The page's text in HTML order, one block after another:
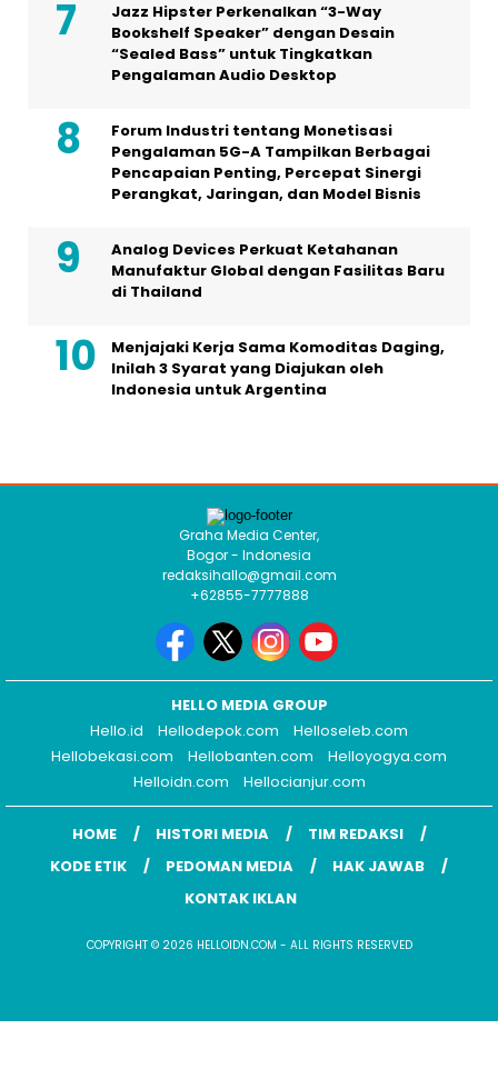
Jazz Hipster Perkenalkan “3-Way
Bookshelf Speaker” dengan Desain
“Sealed Bass” untuk Tingkatkan
Pengalaman Audio Desktop
Forum Industri tentang Monetisasi
Pengalaman 5G-A Tampilkan Berbagai
Pencapaian Penting, Percepat Sinergi
Perangkat, Jaringan, dan Model Bisnis
Analog Devices Perkuat Ketahanan
Manufaktur Global dengan Fasilitas Baru
di Thailand
Menjajaki Kerja Sama Komoditas Daging,
Inilah 3 Syarat yang Diajukan oleh
Indonesia untuk Argentina
Graha Media Center,
Bogor - Indonesia
redaksihallo@gmail.com
+62855-7777888
HELLO MEDIA GROUP
Hello.id
Hellodepok.com
Helloseleb.com
Hellobekasi.com
Hellobanten.com
Helloyogya.com
Helloidn.com
Hellocianjur.com
HOME HISTORI MEDIA
TIM REDAKSI
KODE ETIK
PEDOMAN MEDIA
HAK JAWAB
KONTAK IKLAN
COPYRIGHT © 2026 HELLOIDN.COM - ALL RIGHTS RESERVED